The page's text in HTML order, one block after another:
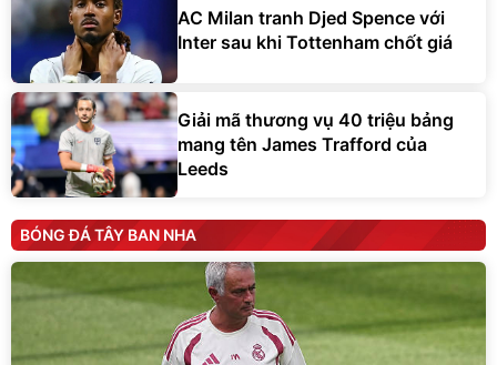
AC Milan tranh Djed Spence với
Inter sau khi Tottenham chốt giá
Giải mã thương vụ 40 triệu bảng
mang tên James Trafford của
Leeds
BÓNG ĐÁ TÂY BAN NHA